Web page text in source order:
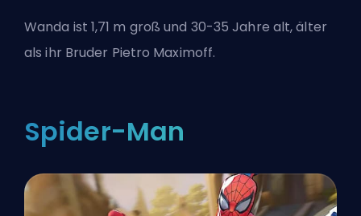
Wanda ist 1,71 m groß und 30-35 Jahre alt, älter
als ihr Bruder Pietro Maximoff.
Spider-Man